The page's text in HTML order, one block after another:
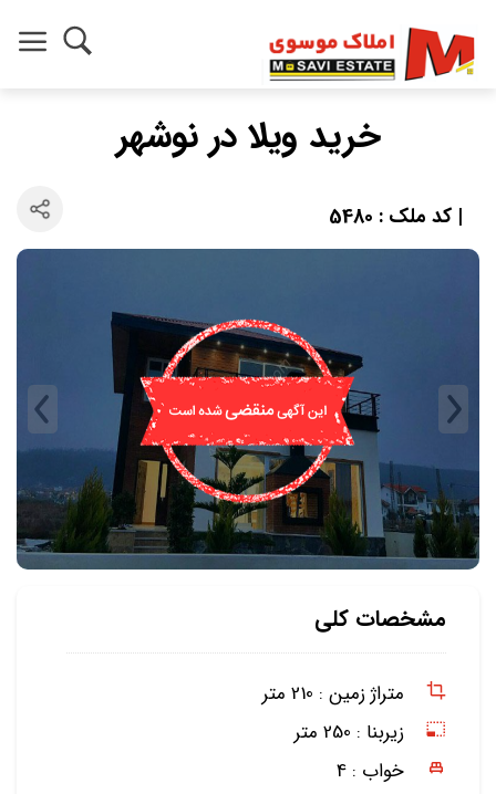
خرید ویلا در نوشهر
| کد ملک : 5480
مشخصات کلی
متراژ زمین : 210 متر
زیربنا : 250 متر
خواب : 4